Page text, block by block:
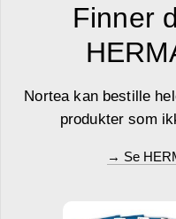
Finner
Nortea kan bestille
produkter som
→ Se